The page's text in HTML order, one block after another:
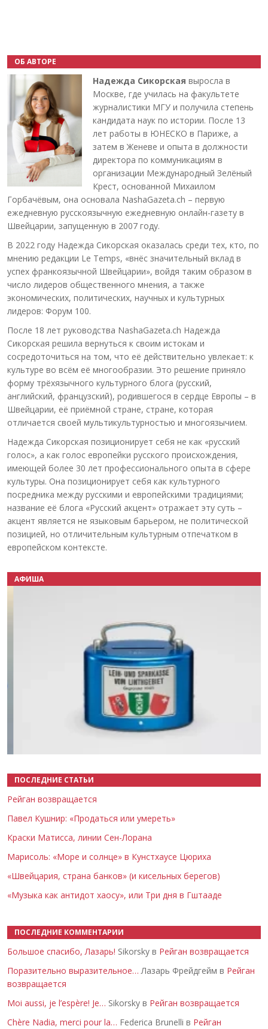
ОБ АВТОРЕ
Надежда Сикорская выросла в
Москве, где училась на факультете
журналистики МГУ и получила степень
кандидата наук по истории. После 13
лет работы в ЮНЕСКО в Париже, а
затем в Женеве и опыта в должности
директора по коммуникациям в
организации Международный Зелёный
Крест, основанной Михаилом
Горбачёвым, она основала NashaGazeta.ch – первую
ежедневную русскоязычную ежедневную онлайн-газету в
Швейцарии, запущенную в 2007 году.
В 2022 году Надежда Сикорская оказалась среди тех, кто, по
мнению редакции Le Temps, «внёс значительный вклад в
успех франкоязычной Швейцарии», войдя таким образом в
число лидеров общественного мнения, а также
экономических, политических, научных и культурных
лидеров: Форум 100.
После 18 лет руководства NashaGazeta.ch Надежда
Сикорская решила вернуться к своим истокам и
сосредоточиться на том, что её действительно увлекает: к
культуре во всём её многообразии. Это решение приняло
форму трёхязычного культурного блога (русский,
английский, французский), родившегося в сердце Европы – в
Швейцарии, её приёмной стране, стране, которая
отличается своей мультикультурностью и многоязычием.
Надежда Сикорская позиционирует себя не как «русский
голос», а как голос европейки русского происхождения,
имеющей более 30 лет профессионального опыта в сфере
культуры. Она позиционирует себя как культурного
посредника между русскими и европейскими традициями;
название её блога «Русский акцент» отражает эту суть –
акцент является не языковым барьером, не политической
позицией, но отличительным культурным отпечатком в
европейском контексте.
АФИША
ПОСЛЕДНИЕ СТАТЬИ
Рейган возвращается
Павел Кушнир: «Продаться или умереть»
Краски Матисса, линии Сен-Лорана
Марисоль: «Море и солнце» в Кунстхаусе Цюриха
«Швейцария, страна банков» (и кисельных берегов)
«Музыка как антидот хаосу», или Три дня в Гштааде
ПОСЛЕДНИЕ КОММЕНТАРИИ
Большое спасибо, Лазарь! Sikorsky в Рейган возвращается
Поразительно выразительное… Лазарь Фрейдгейм в Рейган
возвращается
Moi aussi, je l’espère! Je… Sikorsky в Рейган возвращается
Chère Nadia, merci pour la… Federica Brunelli в Рейган